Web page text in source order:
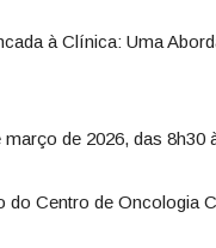
à Clínica: Uma
março de 2026, das 8h30
do Centro de Oncologia